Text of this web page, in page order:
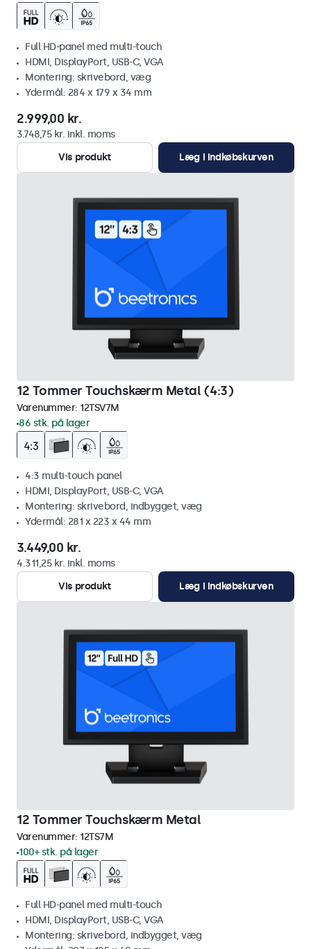
Full HD-panel med multi-touch
HDMI, DisplayPort, USB-C, VGA
Montering: skrivebord, væg
Ydermål: 284 x 179 x 34 mm
2.999,00 kr.
3.748,75 kr. inkl. moms
Vis produkt
Læg i indkøbskurven
12 Tommer Touchskærm Metal (4:3)
Varenummer: 12TSV7M
86 stk. på lager
4:3 multi-touch panel
HDMI, DisplayPort, USB-C, VGA
Montering: skrivebord, indbygget, væg
Ydermål: 281 x 223 x 44 mm
3.449,00 kr.
4.311,25 kr. inkl. moms
Vis produkt
Læg i indkøbskurven
12 Tommer Touchskærm Metal
Varenummer: 12TS7M
100+ stk. på lager
Full HD-panel med multi-touch
HDMI, DisplayPort, USB-C, VGA
Montering: skrivebord, indbygget, væg